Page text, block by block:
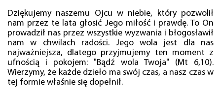
Dziękujemy naszemu Ojcu w niebie, który pozwolił
nam przez te lata głosić Jego miłość i prawdę. To On
prowadził nas przez wszystkie wyzwania i błogosławił
nam w chwilach radości. Jego wola jest dla nas
najważniejsza, dlatego przyjmujemy ten moment z
ufnością i pokojem: "Bądź wola Twoja" (Mt 6,10).
Wierzymy, że każde dzieło ma swój czas, a nasz czas w
tej formie właśnie się dopełnił.